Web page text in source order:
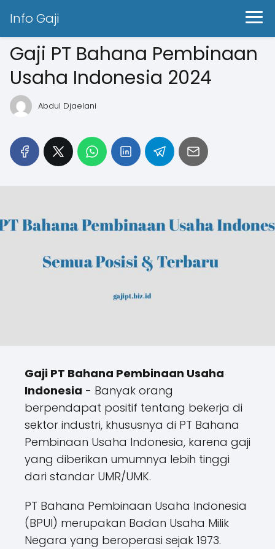
Info Gaji
Gaji PT Bahana Pembinaan
Usaha Indonesia 2024
Abdul Djaelani
Gaji PT Bahana Pembinaan Usaha
Indonesia - Banyak orang
berpendapat positif tentang bekerja di
sektor industri, khususnya di PT Bahana
Pembinaan Usaha Indonesia, karena gaji
yang diberikan umumnya lebih tinggi
dari standar UMR/UMK.
PT Bahana Pembinaan Usaha Indonesia
(BPUI) merupakan Badan Usaha Milik
Negara yang beroperasi sejak 1973.